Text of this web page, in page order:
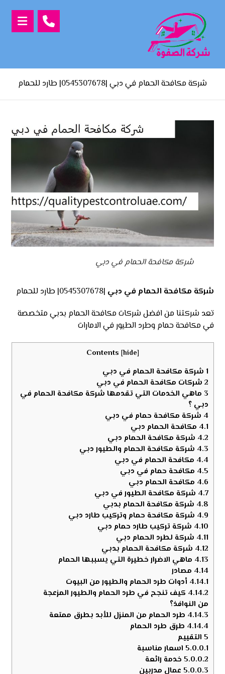
شركة مكافحة الحمام في دبي |0545307678| طارد للحمام
شركة مكافحة الحمام في دبي
شركة مكافحة الحمام في دبي |0545307678| طارد للحمام
تعد شركتنا من افضل شركات مكافحة الحمام بدبي متخصصة
في مكافحة حمام وطرد الطيور في الامارات
Contents [hide]
1 شركة مكافحة الحمام في دبي
2 شركات مكافحة الحمام في دبي
3 ماهي الخدمات التي تقدمها شركة مكافحة الحمام في
دبي ؟
4 شركة مكافحة حمام في دبي
4.1 مكافحة الحمام دبي
4.2 شركة مكافحة الحمام دبي
4.3 شركة مكافحة الحمام والطيور دبي
4.4 مكافحة الحمام في دبي
4.5 مكافحة حمام في دبي
4.6 مكافحة الحمام دبي
4.7 شركة مكافحة الطيور في دبي
4.8 شركة مكافحة الحمام بدبي
4.9 شركة مكافحة حمام وتركيب طارد دبي
4.10 شركة تركيب طارد حمام دبي
4.11 شركة لطرد الحمام دبي
4.12 شركة مكافحة الحمام بدبي
4.13 ماهي الاضرار خطيرة التي يسببها الحمام
4.14 مصادر
4.14.1 أدوات طرد الحمام والطيور من البيوت
4.14.2 كيف تنجح في طرد الحمام والطيور المزعجة
من النوافذ؟
4.14.3 طرد الحمام من المنزل للأبد بطرق ممتعة
4.14.4 طرق طرد الحمام
5 التقييم
5.0.0.1 اسعار مناسبة
5.0.0.2 خدمة رائعة
5.0.0.3 عمال مدربين